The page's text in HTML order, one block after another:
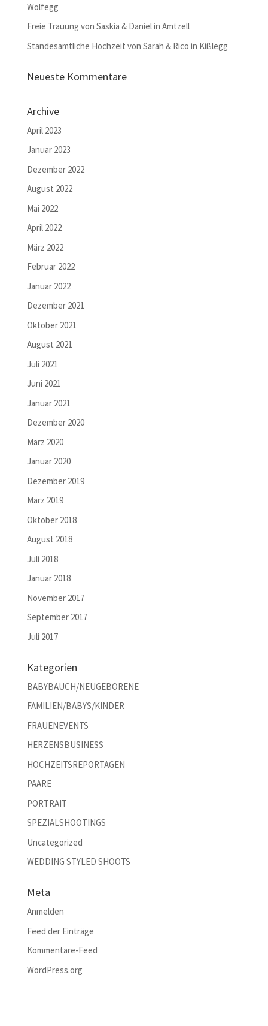
Wolfegg
Freie Trauung von Saskia & Daniel in Amtzell
Standesamtliche Hochzeit von Sarah & Rico in Kißlegg
Neueste Kommentare
Archive
April 2023
Januar 2023
Dezember 2022
August 2022
Mai 2022
April 2022
März 2022
Februar 2022
Januar 2022
Dezember 2021
Oktober 2021
August 2021
Juli 2021
Juni 2021
Januar 2021
Dezember 2020
März 2020
Januar 2020
Dezember 2019
März 2019
Oktober 2018
August 2018
Juli 2018
Januar 2018
November 2017
September 2017
Juli 2017
Kategorien
BABYBAUCH/NEUGEBORENE
FAMILIEN/BABYS/KINDER
FRAUENEVENTS
HERZENSBUSINESS
HOCHZEITSREPORTAGEN
PAARE
PORTRAIT
SPEZIALSHOOTINGS
Uncategorized
WEDDING STYLED SHOOTS
Meta
Anmelden
Feed der Einträge
Kommentare-Feed
WordPress.org